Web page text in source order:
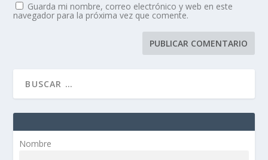
Guarda mi nombre, correo electrónico y web en este
navegador para la próxima vez que comente.
Nombre